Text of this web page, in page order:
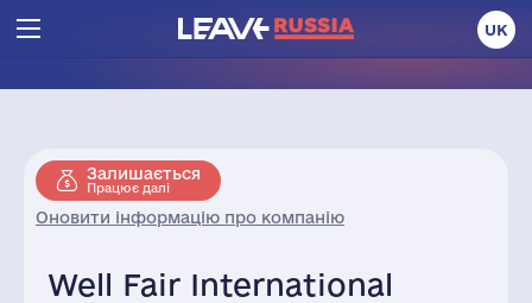
UK
Залишається
Працює далі
Оновити інформацію про компанію
Well Fair International